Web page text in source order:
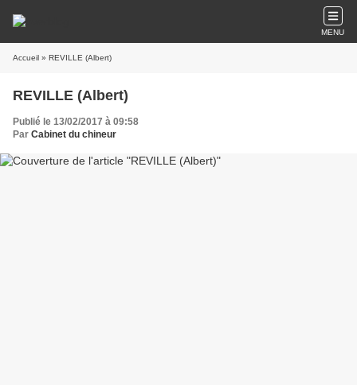
MENU
Accueil » REVILLE (Albert)
REVILLE (Albert)
Publié le 13/02/2017 à 09:58
Par Cabinet du chineur